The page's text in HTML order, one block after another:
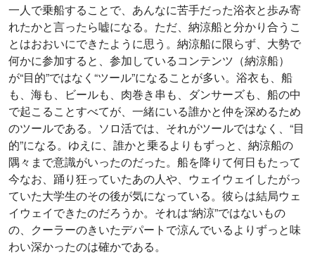
一人で乗船することで、あんなに苦手だった浴衣と歩み寄
れたかと言ったら嘘になる。ただ、納涼船と分かり合うこ
とはおおいにできたように思う。納涼船に限らず、大勢で
何かに参加すると、参加しているコンテンツ（納涼船）
が“目的”ではなく“ツール”になることが多い。浴衣も、船
も、海も、ビールも、肉巻き串も、ダンサーズも、船の中
で起こることすべてが、一緒にいる誰かと仲を深めるため
のツールである。ソロ活では、それがツールではなく、“目
的”になる。ゆえに、誰かと乗るよりもずっと、納涼船の
隅々まで意識がいったのだった。船を降りて何日もたって
今なお、踊り狂っていたあの人や、ウェイウェイしたがっ
ていた大学生のその後が気になっている。彼らは結局ウェ
イウェイできたのだろうか。それは“納涼”ではないもの
の、クーラーのきいたデパートで涼んでいるよりずっと味
わい深かったのは確かである。